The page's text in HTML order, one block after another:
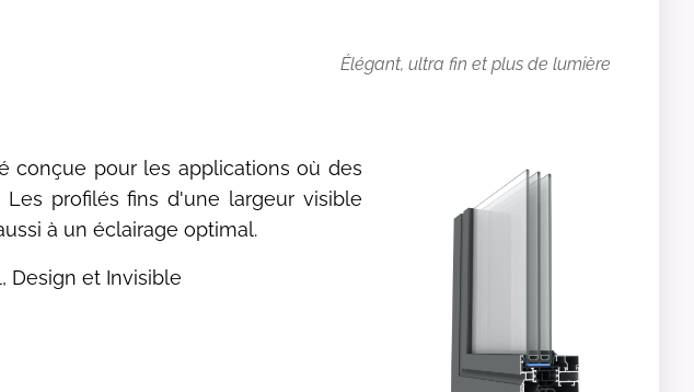
Élégant, ultra fin et plus de lumière
pour les applications où des
profilés fins d'une largeur visible
à un éclairage optimal.
Design et Invisible